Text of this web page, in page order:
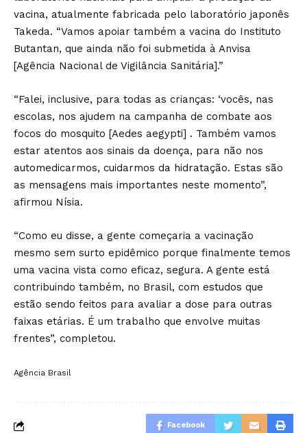
vacina, atualmente fabricada pelo laboratório japonês
Takeda. “Vamos apoiar também a vacina do Instituto
Butantan, que ainda não foi submetida à Anvisa
[Agência Nacional de Vigilância Sanitária].”
“Falei, inclusive, para todas as crianças: ‘vocês, nas
escolas, nos ajudem na campanha de combate aos
focos do mosquito [Aedes aegypti] . Também vamos
estar atentos aos sinais da doença, para não nos
automedicarmos, cuidarmos da hidratação. Estas são
as mensagens mais importantes neste momento”,
afirmou Nísia.
“Como eu disse, a gente começaria a vacinação
mesmo sem surto epidêmico porque finalmente temos
uma vacina vista como eficaz, segura. A gente está
contribuindo também, no Brasil, com estudos que
estão sendo feitos para avaliar a dose para outras
faixas etárias. É um trabalho que envolve muitas
frentes”, completou.
Agência Brasil
Facebook